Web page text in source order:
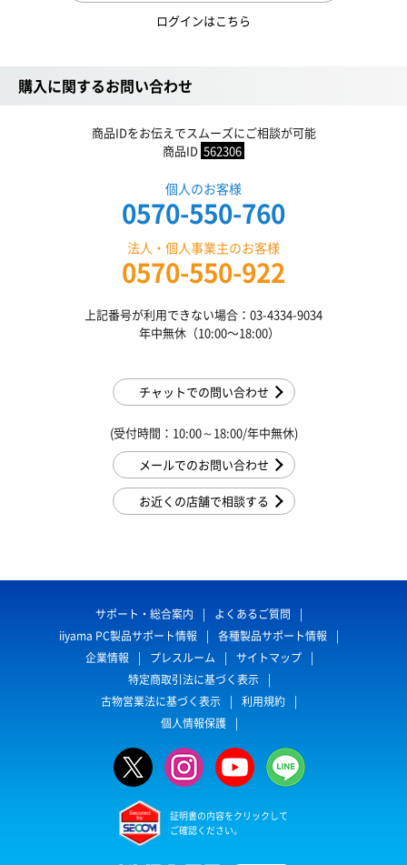
ログインはこちら
購入に関するお問い合わせ
商品IDをお伝えでスムーズにご相談が可能
商品ID 562306
個人のお客様
0570-550-760
法人・個人事業主のお客様
0570-550-922
上記番号が利用できない場合：03-4334-9034
年中無休（10:00〜18:00）
チャットでの問い合わせ
(受付時間：10:00～18:00/年中無休)
メールでのお問い合わせ
お近くの店舗で相談する
サポート・総合案内
よくあるご質問
iiyama PC製品サポート情報
各種製品サポート情報
企業情報
プレスルーム
サイトマップ
特定商取引法に基づく表示
古物営業法に基づく表示
利用規約
個人情報保護
証明書の内容をクリックして
ご確認ください。